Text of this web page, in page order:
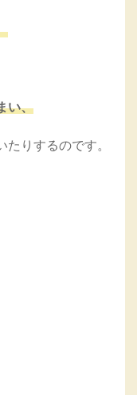
い、
たりするのです。